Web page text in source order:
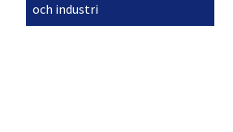
och industri